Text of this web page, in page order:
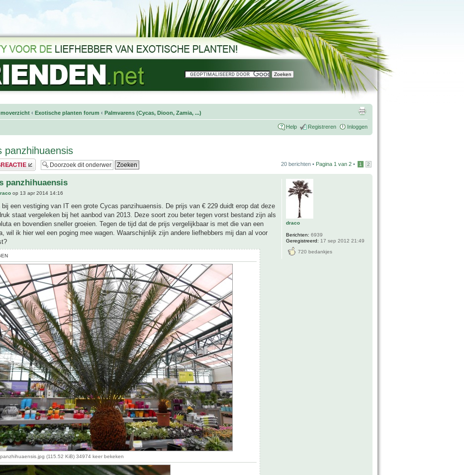
‹ Exotische planten forum ‹ Palmvarens (Cycas, Dioon, Zamia, ...)
Help Registreren Inloggen
panzhihuaensis
reactie 20 berichten • Pagina 1 van 2 • 1 2
panzhihuaensis
op 13 apr 2014 14:16
bij een vestiging van IT een grote Cycas panzihuaensis. De prijs van € 229 duidt erop dat deze
staat vergeleken bij het aanbod van 2013. Deze soort zou beter tegen vorst bestand zijn als
en bovendien sneller groeien. Tegen de tijd dat de prijs vergelijkbaar is met die van een
wil ik hier wel een poging mee wagen. Waarschijnlijk zijn andere liefhebbers mij dan al voor
(115.52 KiB) 34974 keer bekeken
draco
Berichten: 6939
Geregistreerd: 17 sep 2012 21:49
720 bedankjes